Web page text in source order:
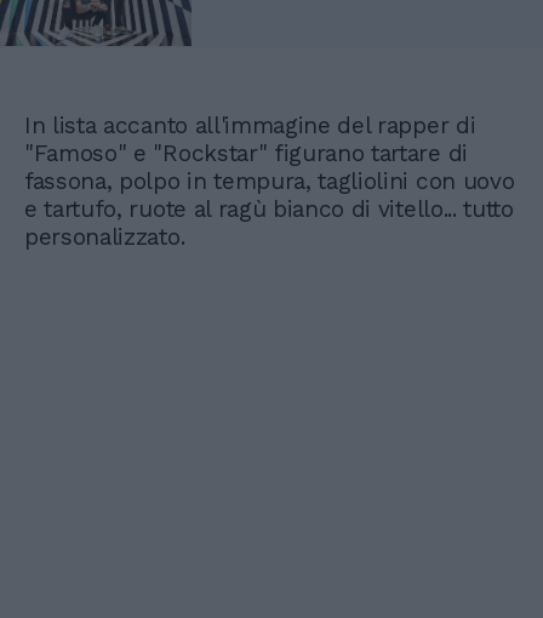
In lista accanto all'immagine del rapper di
"Famoso" e "Rockstar" figurano tartare di
fassona, polpo in tempura, tagliolini con uovo
e tartufo, ruote al ragù bianco di vitello... tutto
personalizzato.